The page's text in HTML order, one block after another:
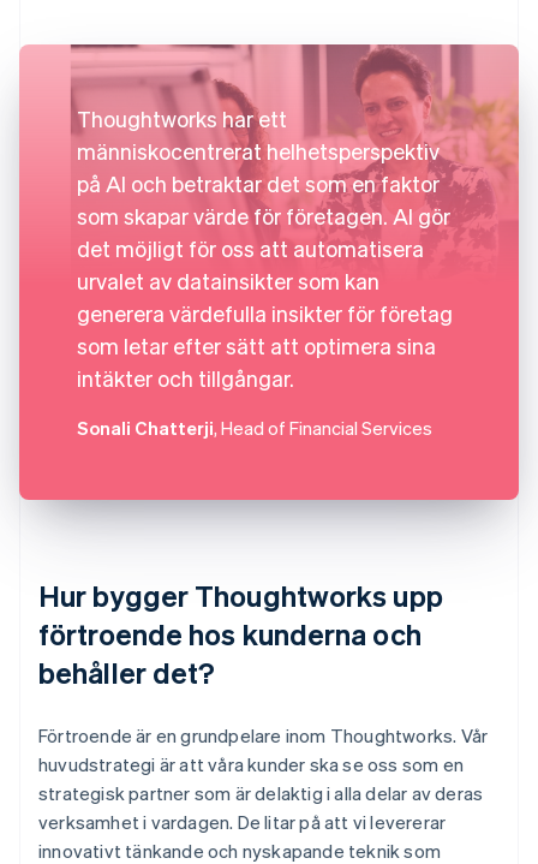
Thoughtworks har ett
människocentrerat helhetsperspektiv
på AI och betraktar det som en faktor
som skapar värde för företagen. AI gör
det möjligt för oss att automatisera
urvalet av datainsikter som kan
generera värdefulla insikter för företag
som letar efter sätt att optimera sina
intäkter och tillgångar.
Sonali Chatterji, Head of Financial Services
Hur bygger Thoughtworks upp
förtroende hos kunderna och
behåller det?
Förtroende är en grundpelare inom Thoughtworks. Vår
huvudstrategi är att våra kunder ska se oss som en
strategisk partner som är delaktig i alla delar av deras
verksamhet i vardagen. De litar på att vi levererar
innovativt tänkande och nyskapande teknik som